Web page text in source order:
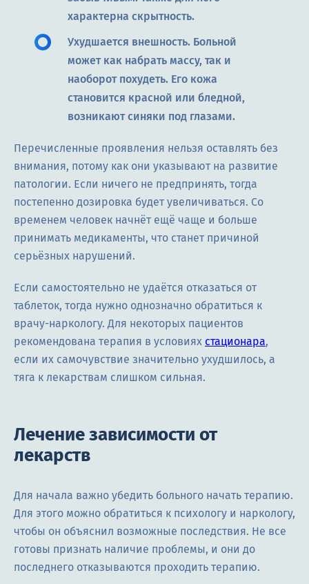
характерна скрытность.
Ухудшается внешность. Больной
может как набрать массу, так и
наоборот похудеть. Его кожа
становится красной или бледной,
возникают синяки под глазами.
Перечисленные проявления нельзя оставлять без
внимания, потому как они указывают на развитие
патологии. Если ничего не предпринять, тогда
постепенно дозировка будет увеличиваться. Со
временем человек начнёт ещё чаще и больше
принимать медикаменты, что станет причиной
серьёзных нарушений.
Если самостоятельно не удаётся отказаться от
таблеток, тогда нужно однозначно обратиться к
врачу-наркологу. Для некоторых пациентов
рекомендована терапия в условиях стационара,
если их самочувствие значительно ухудшилось, а
тяга к лекарствам слишком сильная.
Лечение зависимости от
лекарств
Для начала важно убедить больного начать терапию.
Для этого можно обратиться к психологу и наркологу,
чтобы он объяснил возможные последствия. Не все
готовы признать наличие проблемы, и они до
последнего отказываются проходить терапию.